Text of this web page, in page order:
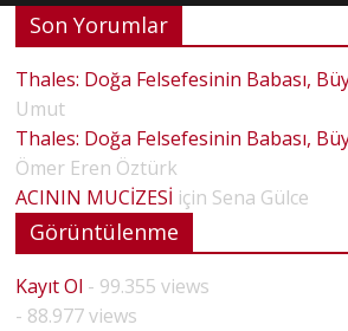
Son Yorumlar
Thales: Doğa Felsefesinin Babası,
Umut
Thales: Doğa Felsefesinin Babası,
Ömer Eren Öztürk
ACININ MUCİZESİ için Sena Gülce
Görüntülenme
Kayıt Ol - 99.355 views
- 88.977 views